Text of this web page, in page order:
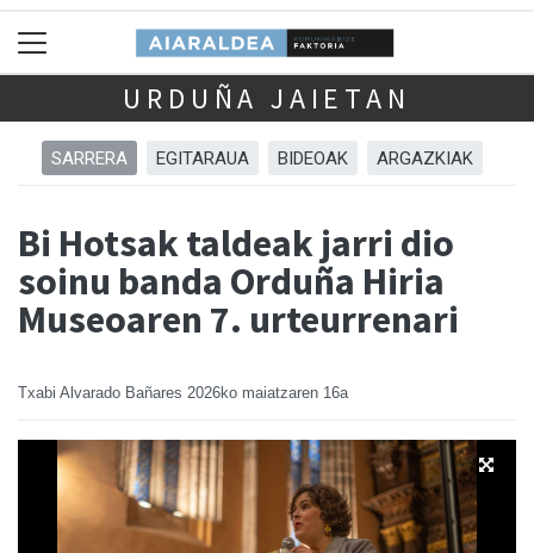
URDUÑA JAIETAN
SARRERA EGITARAUA BIDEOAK ARGAZKIAK
Bi Hotsak taldeak jarri dio
soinu banda Orduña Hiria
Museoaren 7. urteurrenari
Txabi Alvarado Bañares 2026ko maiatzaren 16a